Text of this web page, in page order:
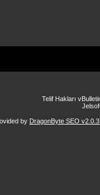
Telif Hakları
by DragonByte SEO